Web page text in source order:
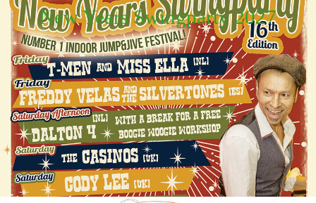
New Years Swingparty2027